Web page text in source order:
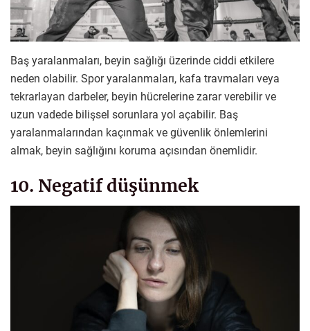
Baş yaralanmaları, beyin sağlığı üzerinde ciddi etkilere
neden olabilir. Spor yaralanmaları, kafa travmaları veya
tekrarlayan darbeler, beyin hücrelerine zarar verebilir ve
uzun vadede bilişsel sorunlara yol açabilir. Baş
yaralanmalarından kaçınmak ve güvenlik önlemlerini
almak, beyin sağlığını koruma açısından önemlidir.
10. Negatif düşünmek